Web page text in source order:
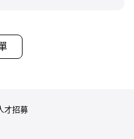
才招募